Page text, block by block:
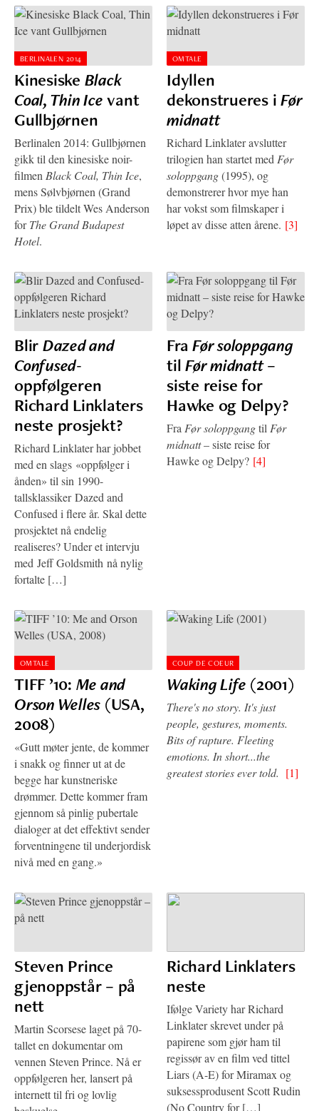
BERLINALEN 2014
Kinesiske Black
Coal, Thin Icevant
Gullbjørnen
Berlinalen 2014: Gullbjørnen
gikk til den kinesiske noir-
filmen Black Coal, Thin Ice,
mens Sølvbjørnen (Grand
Prix) ble tildelt Wes Anderson
forThe Grand Budapest
Hotel.
OMTALE
Idyllen
dekonstrueres iFør
midnatt
Richard Linklater avslutter
trilogien han startet med Før
soloppgang(1995), og
demonstrerer hvor mye han
har vokst som filmskaper i
løpet av disse atten årene. [3]
BlirDazed and
Confused-
oppfølgeren
Richard Linklaters
neste prosjekt?
Richard Linklater har jobbet
med en slags «oppfølger i
ånden» til sin 1990-
tallsklassiker Dazed and
Confused i flere år. Skal dette
prosjektet nå endelig
realiseres? Under et intervju
med Jeff Goldsmith nå nylig
fortalte […]
FraFør soloppgang
tilFør midnatt–
siste reise for
Hawke og Delpy?
Fra Før soloppgangtil Før
midnatt– siste reise for
Hawke og Delpy? [4]
OMTALE
TIFF ’10: Me and
Orson Welles (USA,
2008)
«Gutt møter jente, de kommer
i snakk og finner ut at de
begge har kunstneriske
drømmer. Dette kommer fram
gjennom så pinlig pubertale
dialoger at det effektivt sender
forventningene til underjordisk
nivå med en gang.»
COUP DE COEUR
Waking Life (2001)
There's no story. It's just
people, gestures, moments.
Bits of rapture. Fleeting
emotions. In short...the
greatest stories ever told. [1]
Steven Prince
gjenoppstår – på
nett
Martin Scorsese laget på 70-
tallet en dokumentar om
vennen Steven Prince. Nå er
oppfølgeren her, lansert på
internett til fri og lovlig
Richard Linklaters
neste
Ifølge Variety har Richard
Linklater skrevet under på
papirene som gjør ham til
regissør av en film ved tittel
Liars (A-E) for Miramax og
suksessprodusent Scott Rudin
(No Country for […]